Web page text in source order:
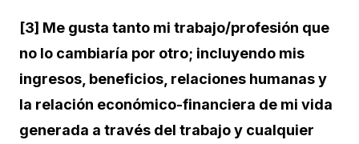
[3] Me gusta tanto mi trabajo/profesión que
no lo cambiaría por otro; incluyendo mis
ingresos, beneficios, relaciones humanas y
la relación económico-financiera de mi vida
generada a través del trabajo y cualquier